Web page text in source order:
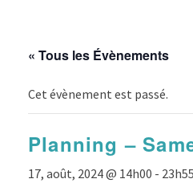
« Tous les Évènements
Cet évènement est passé.
Planning –
17, août, 2024 @ 14h00 - 23h55